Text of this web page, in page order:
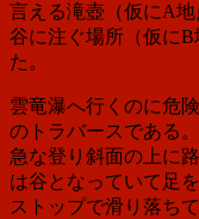
言える滝壺（仮にA
谷に注ぐ場所（仮に
た。
雲竜瀑へ行くのに危
のトラバースである。
急な登り斜面の上に
は谷となっていて足
ストップで滑り落ちて